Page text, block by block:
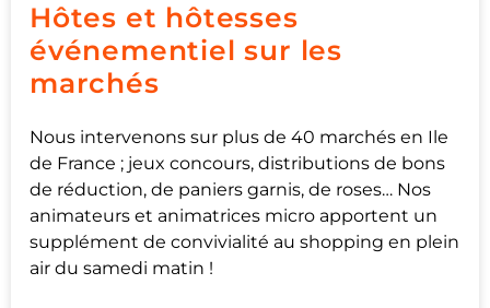
Hôtes et hôtesses
événementiel sur les
marchés
Nous intervenons sur plus de 40 marchés en Ile
de France ; jeux concours, distributions de bons
de réduction, de paniers garnis, de roses… Nos
animateurs et animatrices micro apportent un
supplément de convivialité au shopping en plein
air du samedi matin !